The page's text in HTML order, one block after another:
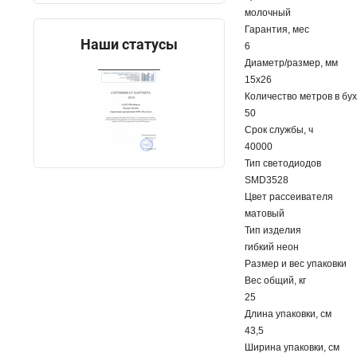
Наши статусы
молочный
Гарантия, мес
6
Диаметр/размер, мм
15х26
Количество метров в
50
Срок службы, ч
40000
Тип светодиодов
SMD3528
Цвет рассеивателя
матовый
Тип изделия
гибкий неон
Размер и вес упаковки
Вес общий, кг
25
Длина упаковки, см
43,5
Ширина упаковки, см